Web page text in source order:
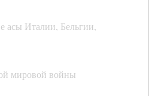
асы Италии, Бельгии,
мировой войны